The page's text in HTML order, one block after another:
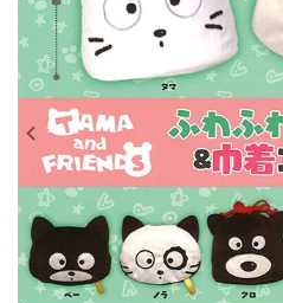
カプセルトイマシン本体
カプセルトイ
販促用空カプセル
レンタル
景品・玩具・文具